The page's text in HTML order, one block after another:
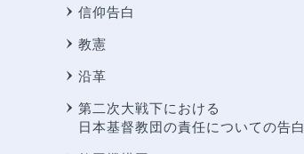
信仰告白
教憲
沿革
第二次大戦下における
日本基督教団の責任についての告白